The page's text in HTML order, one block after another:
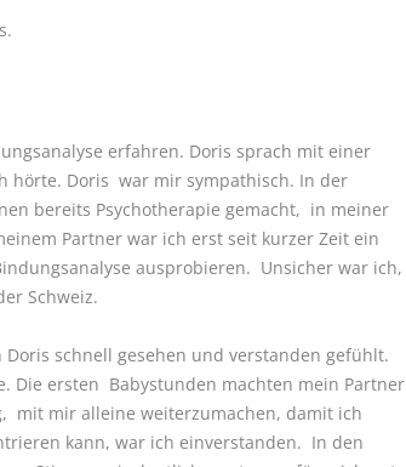
erfahren. Doris sprach mit einer
Doris war mir sympathisch. In der
bereits Psychotherapie gemacht, in meiner
Partner war ich erst seit kurzer Zeit ein
ausprobieren. Unsicher war ich,
Schweiz.
schnell gesehen und verstanden gefühlt.
Die ersten Babystunden machten mein Partner
mit mir alleine weiterzumachen, damit ich
kann, war ich einverstanden. In den